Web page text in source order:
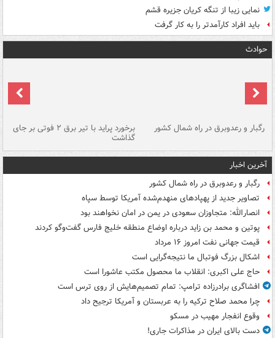
نمایی زیبا از تنگه کریان جزیره قشم
باید افراد کارآمدتر را به کار گرفت
حوادث
رگبار و رعدوبرق در راه شمال کشور برخورد پراید با تیر برق ۲ فوتی بر جای
گذاشت
آخرین اخبار
رگبار و رعدوبرق در راه شمال کشور
تصاویر جدید از پهپادهای منهدم‌شده آمریکا توسط سپاه
انصارالله: متجاوزان سعودی در یمن در امان نخواهند بود
پوتین و محمد بن زاید درباره اوضاع منطقه خلیج فارس گفت‌وگو کردند
قیمت جهانی نفت امروز ۱۶ مرداد
اشکال بزرگ فوتبال ما نتیجه‌گرایی است
حاج علی اکبری: انقلاب ما محصول مکتب عاشورا است
افشاگری برادرزاده ترامپ: تمام تصمیم‌هایش از روی ترس است
چرا محمد صلاح ترکیه را به عربستان و آمریکا ترجیح داد
وقوع انفجار مهیب در مسکو
دست بالای ایران در مذاکرات جاری!